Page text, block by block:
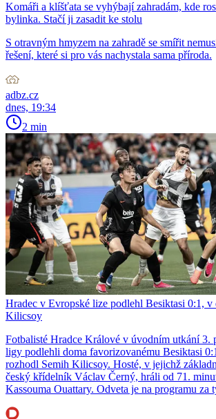
Komáři a klíšťata se vyhýbají zahradám, kde
bylinka. Stačí ji zasadit ke stolu
S otravným hmyzem na zahradě se smířit
řešení, které si pro vás nachystala sama příroda.
adbz.cz
dnes, 19:34
2 min
Hradec v Evropské lize podlehl Besiktasi 0:1, v
Kilicsoy
Fotbalisté Hradce Králové v úvodním utkání 3.
ligy podlehli doma favorizovanému Besiktasi
rozhodl Semih Kilicsoy. Hosté, v jejichž
český křídelník Václav Černý, hráli od 71.
Kassouma Ouattary. Odveta je na programu za